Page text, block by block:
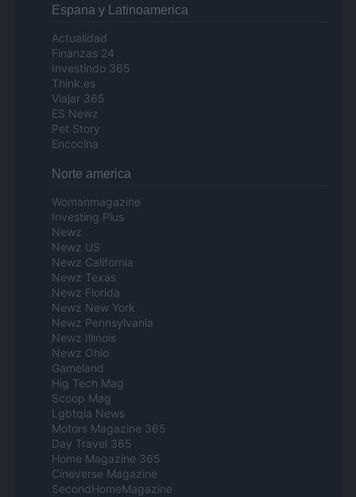
Espana y Latinoamerica
Actualidad
Finanzas 24
Investindo 365
Think.es
Viajar 365
ES Newz
Pet Story
Encocina
Norte america
Womanmagazine
Investing Plus
Newz
Newz US
Newz California
Newz Texas
Newz Florida
Newz New York
Newz Pennsylvania
Newz Illinois
Newz Ohio
Gameland
Hig Tech Mag
Scoop Mag
Lgbtqia News
Motors Magazine 365
Day Travel 365
Home Magazine 365
Cineverse Magazine
SecondHomeMagazine